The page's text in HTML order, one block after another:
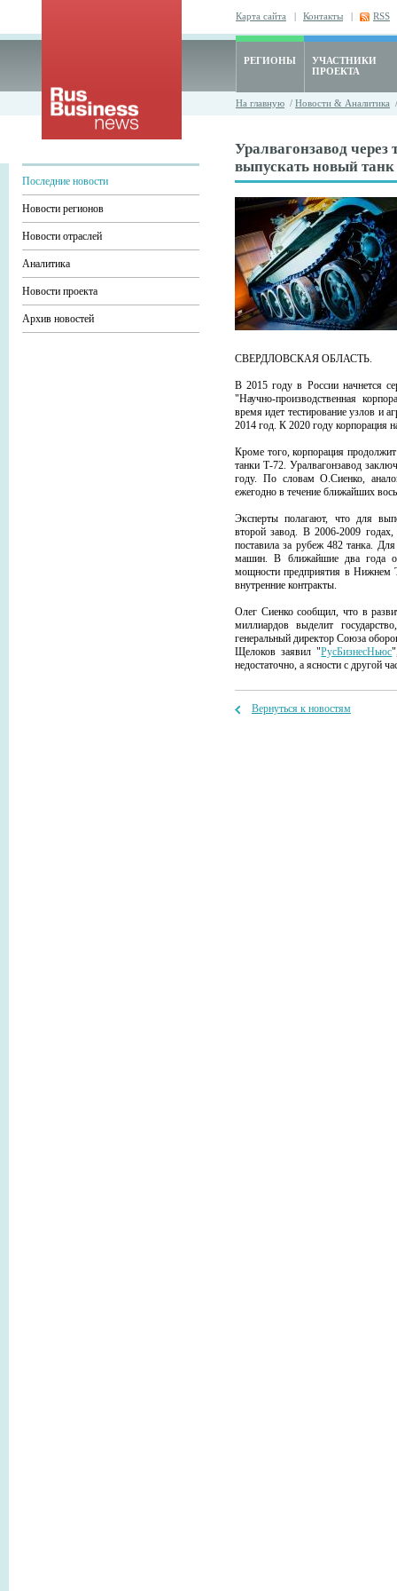
Карта сайта | Контакты | RSS
РЕГИОНЫ
УЧАСТНИКИ
ПРОЕКТА
На главную / Новости & Аналитика
Последние новости
Новости регионов
Новости отраслей
Аналитика
Новости проекта
Архив новостей
Уралвагонзавод через
выпускать новый танк
СВЕРДЛОВСКАЯ ОБЛАСТЬ.
В 2015 году в России начнется
"Научно-производственная
время идет тестирование узлов и
2014 год. К 2020 году корпорация
Кроме того, корпорация
танки Т-72. Уралвагонзавод
году. По словам О.Сиенко,
ежегодно в течение ближайших
Эксперты полагают, что для
второй завод. В 2006-2009
поставила за рубеж 482 танка.
машин. В ближайшие два года
мощности предприятия в Нижнем
внутренние контракты.
Олег Сиенко сообщил, что в
миллиардов выделит
генеральный директор Союза
Щелоков заявил "РусБизнесНьюс
недостаточно, а ясности с другой
Вернуться к новостям